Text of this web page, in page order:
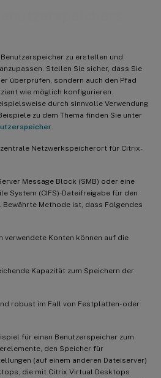
zu erstellen und
Stellen Sie sicher, dass Sie
überprüfen, sondern auch den Pfad
wie möglich konfigurieren.
durch sinnvolle Verwendung
zu dem Thema finden Sie unter
Netzwerkspeicherort für Citrix-
Message Block (SMB) oder eine
System (CIFS)-Dateifreigabe für den
Bewährte Methode ist, dass Folgendes
verwendete Konten können auf die
Kapazität zum Speichern der
robust im Fall von Festplatten- oder
für einen Benutzerspeicher zum
den Speicher für
(auf einem anderen Dateiserver)
die mit Citrix Virtual Desktops